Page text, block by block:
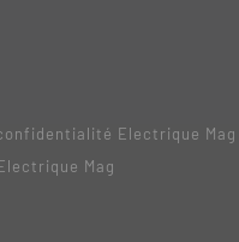
Electrique Mag
Mag